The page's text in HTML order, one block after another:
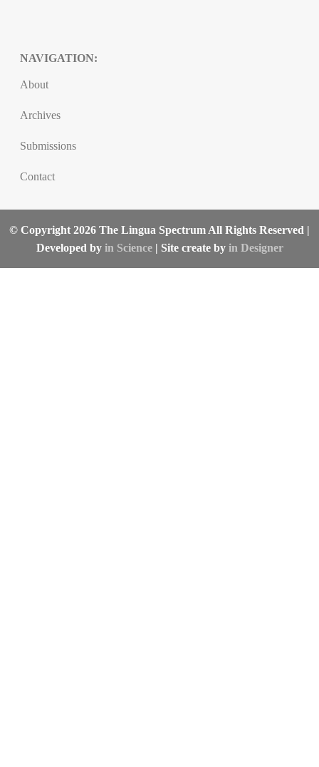
NAVIGATION:
About
Archives
Submissions
Contact
© Copyright 2026 The Lingua Spectrum All Rights Reserved |
Developed by in Science| Site create by in Designer